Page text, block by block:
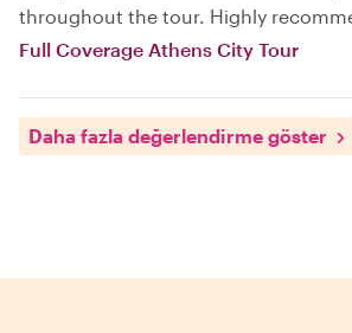
throughout the tour. Highly
Full Coverage Athens City Tour
Daha fazla değerlendirme göster